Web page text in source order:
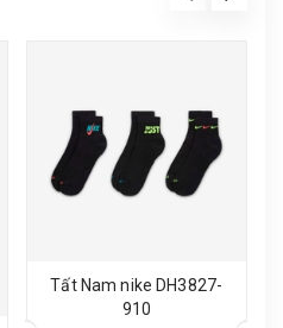
Tất Nam nike DH3827-
910